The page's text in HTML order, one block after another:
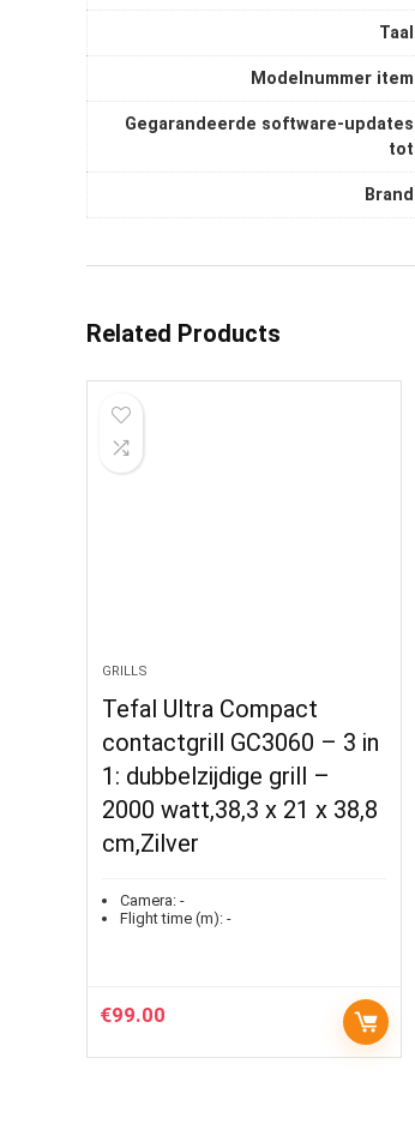
Taal
Modelnummer item
Gegarandeerde software-updates
tot
Brand
Related Products
GRILLS
Tefal Ultra Compact
contactgrill GC3060 – 3 in
1: dubbelzijdige grill –
2000 watt,38,3 x 21 x 38,8
cm,Zilver
Camera: -
Flight time (m): -
€99.00